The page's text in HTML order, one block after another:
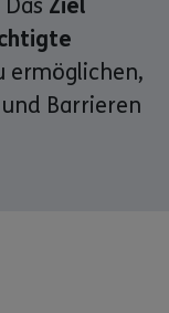
Ziel
ermöglichen,
Barrieren